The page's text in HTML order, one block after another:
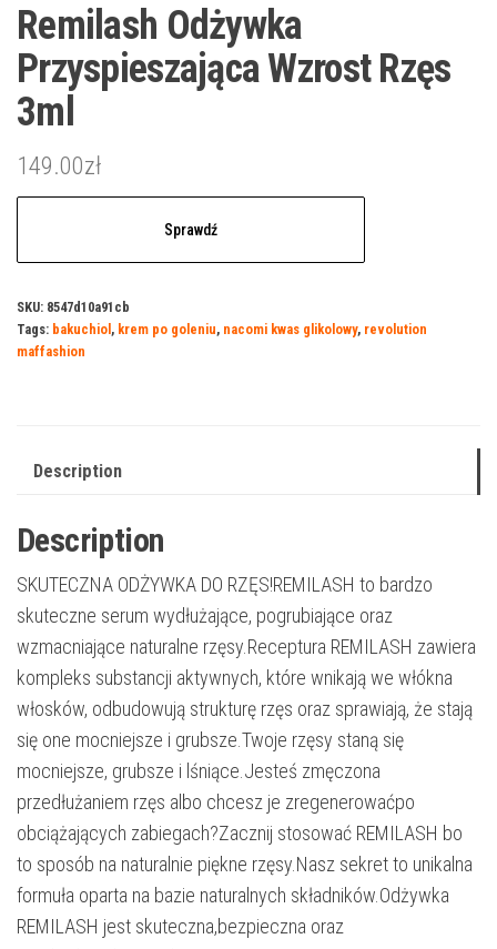
Remilash Odżywka
Przyspieszająca Wzrost Rzęs
3ml
149.00zł
Sprawdź
SKU: 8547d10a91cb
Tags: bakuchiol, krem po goleniu, nacomi kwas glikolowy, revolution
maffashion
Description
Description
SKUTECZNA ODŻYWKA DO RZĘS!REMILASH to bardzo
skuteczne serum wydłużające, pogrubiające oraz
wzmacniające naturalne rzęsy.Receptura REMILASH zawiera
kompleks substancji aktywnych, które wnikają we włókna
włosków, odbudowują strukturę rzęs oraz sprawiają, że stają
się one mocniejsze i grubsze.Twoje rzęsy staną się
mocniejsze, grubsze i lśniące.Jesteś zmęczona
przedłużaniem rzęs albo chcesz je zregenerowaćpo
obciążających zabiegach?Zacznij stosować REMILASH bo
to sposób na naturalnie piękne rzęsy.Nasz sekret to unikalna
formuła oparta na bazie naturalnych składników.Odżywka
REMILASH jest skuteczna,bezpieczna oraz